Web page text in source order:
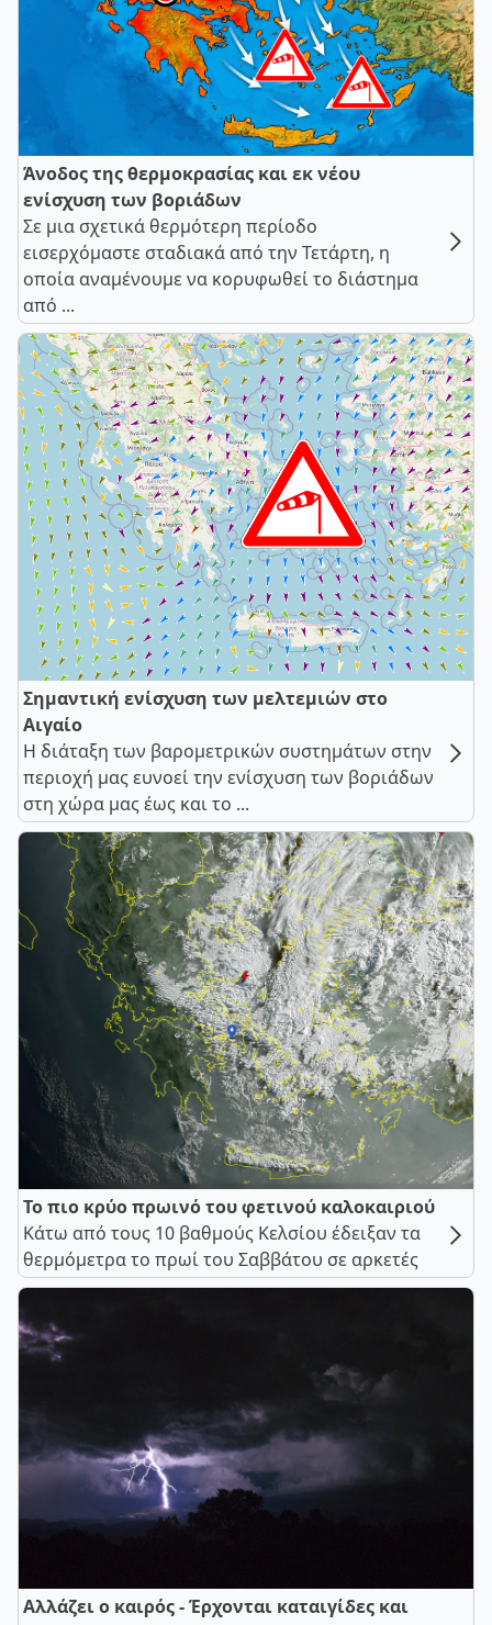
Άνοδος της θερμοκρασίας και εκ νέου
ενίσχυση των βοριάδων
Σε μια σχετικά θερμότερη περίοδο
εισερχόμαστε σταδιακά από την Τετάρτη, η
οποία αναμένουμε να κορυφωθεί το διάστημα
από ...
Σημαντική ενίσχυση των μελτεμιών στο
Αιγαίο
Η διάταξη των βαρομετρικών συστημάτων στην
περιοχή μας ευνοεί την ενίσχυση των βοριάδων
στη χώρα μας έως και το ...
Το πιο κρύο πρωινό του φετινού καλοκαιριού
Κάτω από τους 10 βαθμούς Κελσίου έδειξαν τα
θερμόμετρα το πρωί του Σαββάτου σε αρκετές
Αλλάζει ο καιρός - Έρχονται καταιγίδες και